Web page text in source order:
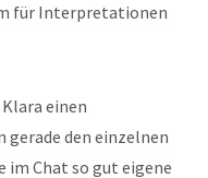
für Interpretationen
einen
gerade den einzelnen
im Chat so gut eigene